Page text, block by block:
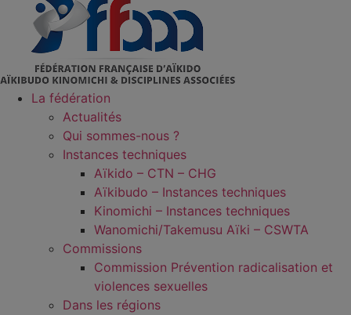
La fédération
Actualités
Qui sommes-nous ?
Instances techniques
Aïkido – CTN – CHG
Aïkibudo – Instances techniques
Kinomichi – Instances techniques
Wanomichi/Takemusu Aïki – CSWTA
Commissions
Commission Prévention radicalisation et
violences sexuelles
Dans les régions